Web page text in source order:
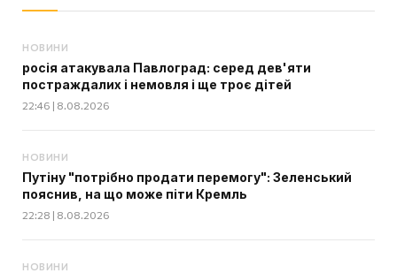
НОВИНИ
росія атакувала Павлоград: серед дев'яти
постраждалих і немовля і ще троє дітей
22:46 | 8.08.2026
НОВИНИ
Путіну "потрібно продати перемогу": Зеленський
пояснив, на що може піти Кремль
22:28 | 8.08.2026
НОВИНИ